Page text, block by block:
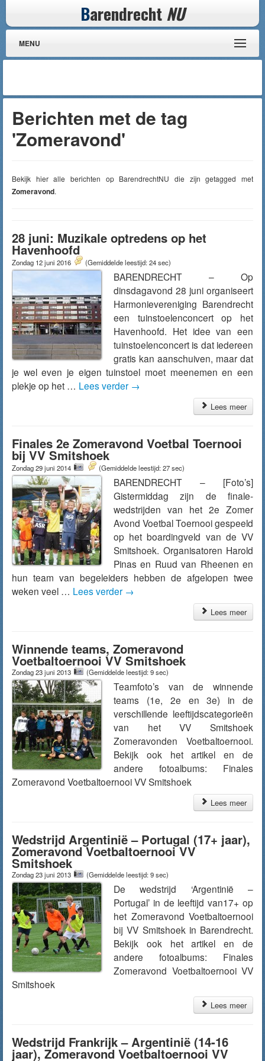
Barendrecht NU
MENU
Berichten met de tag
'Zomeravond'
Bekijk hier alle berichten op BarendrechtNU die zijn getagged met
Zomeravond.
28 juni: Muzikale optredens op het
Havenhoofd
Zondag 12 juni 2016 (Gemiddelde leestijd: 24 sec)
BARENDRECHT – Op
dinsdagavond 28 juni organiseert
Harmonievereniging Barendrecht
een tuinstoelenconcert op het
Havenhoofd. Het idee van een
tuinstoelenconcert is dat iedereen
gratis kan aanschuiven, maar dat
je wel even je eigen tuinstoel moet meenemen en een
plekje op het … Lees verder →
Lees meer
Finales 2e Zomeravond Voetbal Toernooi
bij VV Smitshoek
Zondag 29 juni 2014 (Gemiddelde leestijd: 27 sec)
BARENDRECHT – [Foto’s]
Gistermiddag zijn de finale-
wedstrijden van het 2e Zomer
Avond Voetbal Toernooi gespeeld
op het boardingveld van de VV
Smitshoek. Organisatoren Harold
Pinas en Ruud van Rheenen en
hun team van begeleiders hebben de afgelopen twee
weken veel … Lees verder →
Lees meer
Winnende teams, Zomeravond
Voetbaltoernooi VV Smitshoek
Zondag 23 juni 2013 (Gemiddelde leestijd: 9 sec)
Teamfoto’s van de winnende
teams (1e, 2e en 3e) in de
verschillende leeftijdscategorieën
van het VV Smitshoek
Zomeravonden Voetbaltoernooi.
Bekijk ook het artikel en de
andere fotoalbums: Finales
Zomeravond Voetbaltoernooi VV Smitshoek
Lees meer
Wedstrijd Argentinië – Portugal (17+ jaar),
Zomeravond Voetbaltoernooi VV
Smitshoek
Zondag 23 juni 2013 (Gemiddelde leestijd: 9 sec)
De wedstrijd ‘Argentinië –
Portugal’ in de leeftijd van17+ op
het Zomeravond Voetbaltoernooi
bij VV Smitshoek in Barendrecht.
Bekijk ook het artikel en de
andere fotoalbums: Finales
Zomeravond Voetbaltoernooi VV
Smitshoek
Lees meer
Wedstrijd Frankrijk – Argentinië (14-16
jaar), Zomeravond Voetbaltoernooi VV